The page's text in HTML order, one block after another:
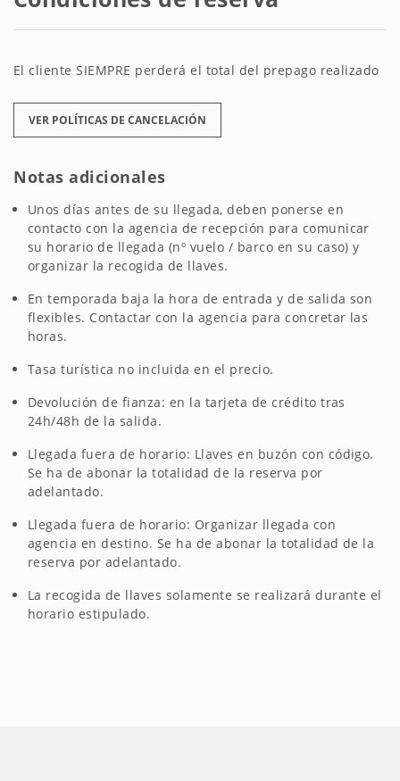
El cliente SIEMPRE perderá el total del prepago realizado
VER POLÍTICAS DE CANCELACIÓN
Notas adicionales
Unos días antes de su llegada, deben ponerse en
contacto con la agencia de recepción para comunicar
su horario de llegada (nº vuelo / barco en su caso) y
organizar la recogida de llaves.
En temporada baja la hora de entrada y de salida son
flexibles. Contactar con la agencia para concretar las
horas.
Tasa turística no incluida en el precio.
Devolución de fianza: en la tarjeta de crédito tras
24h/48h de la salida.
Llegada fuera de horario: Llaves en buzón con código.
Se ha de abonar la totalidad de la reserva por
adelantado.
Llegada fuera de horario: Organizar llegada con
agencia en destino. Se ha de abonar la totalidad de la
reserva por adelantado.
La recogida de llaves solamente se realizará durante el
horario estipulado.